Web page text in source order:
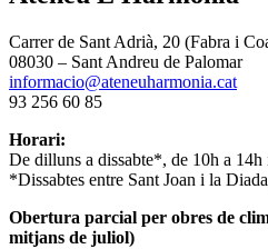
Carrer de Sant Adrià, 20 (Fabra i
08030 – Sant Andreu de Palomar
informacio@ateneuharmonia.cat
93 256 60 85
Horari:
De dilluns a dissabte*, de 10h a 14h
*Dissabtes entre Sant Joan i la
Obertura parcial per obres de
mitjans de juliol)